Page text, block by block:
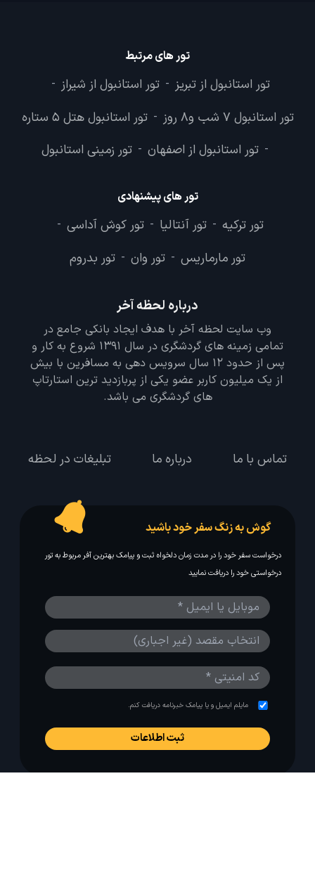
تور های مرتبط
تور استانبول از تبریز - تور استانبول از شیراز -
تور استانبول 7 شب و8 روز - تور استانبول هتل 5 ستاره
- تور استانبول از اصفهان - تور زمینی استانبول
تور های پیشنهادی
تور ترکیه - تور آنتالیا - تور کوش آداسی -
تور مارماریس - تور وان - تور بدروم
درباره لحظه آخر
وب سایت لحظه آخر با هدف ایجاد بانکی جامع در
تمامی زمینه های گردشگری در سال 1391 شروع به کار و
پس از حدود 12 سال سرویس دهی به مسافرین با بیش
از یک میلیون کاربر عضو یکی از پربازدید ترین استارتاپ
های گردشگری می باشد.
تماس با ما درباره ما تبلیغات در لحظه
گوش به زنگ سفر خود باشید
درخواست سفر خود را در مدت زمان دلخواه ثبت و پیامک بهترین آفر مربوط به تور
درخواستی خود را دریافت نمایید
مایلم ایمیل و یا پیامک خبرنامه دریافت کنم.